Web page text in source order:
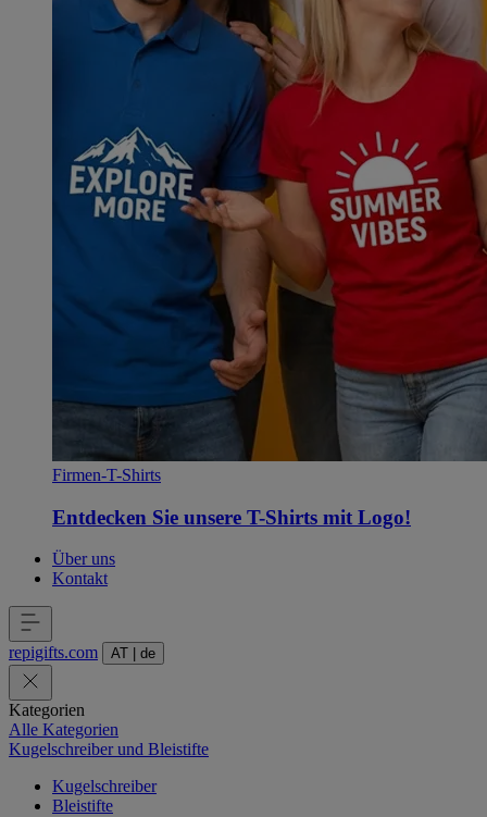
Firmen-T-Shirts
Entdecken Sie unsere T-Shirts mit Logo!
Über uns
Kontakt
repigifts.com AT de
Kategorien
Alle Kategorien
Kugelschreiber und Bleistifte
Kugelschreiber
Bleistifte